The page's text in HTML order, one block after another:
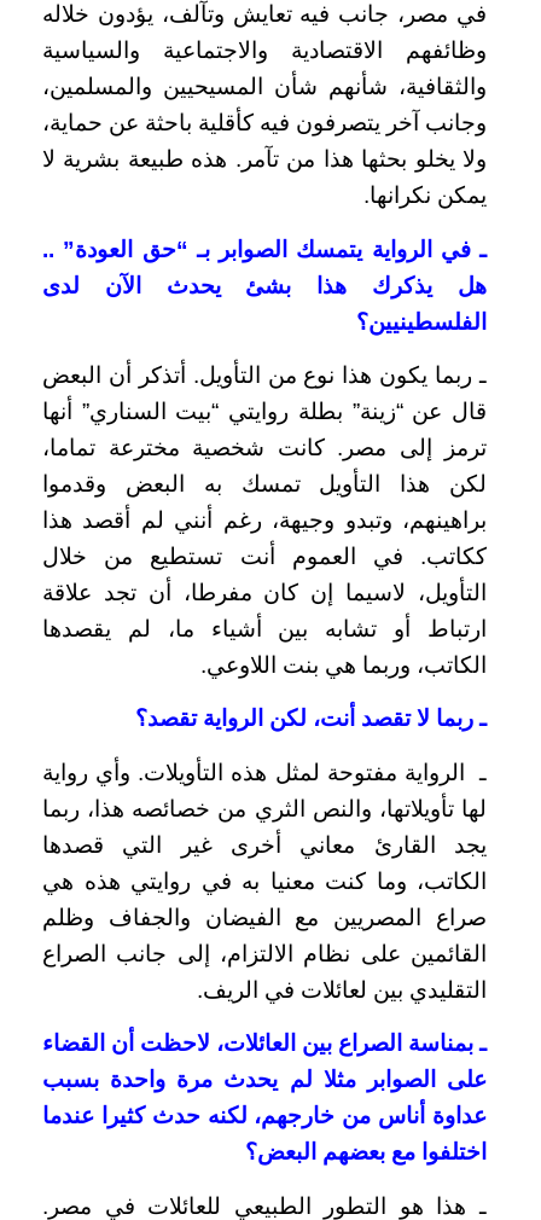
في مصر، جانب فيه تعايش وتآلف، يؤدون خلاله
وظائفهم الاقتصادية والاجتماعية والسياسية
والثقافية، شأنهم شأن المسيحيين والمسلمين،
وجانب آخر يتصرفون فيه كأقلية باحثة عن حماية،
ولا يخلو بحثها هذا من تآمر. هذه طبيعة بشرية لا
يمكن نكرانها.
ـ في الرواية يتمسك الصوابر بـ “حق العودة” ..
هل يذكرك هذا بشئ يحدث الآن لدى
الفلسطينيين؟
ـ ربما يكون هذا نوع من التأويل. أتذكر أن البعض
قال عن “زينة” بطلة روايتي “بيت السناري” أنها
ترمز إلى مصر. كانت شخصية مخترعة تماما،
لكن هذا التأويل تمسك به البعض وقدموا
براهينهم، وتبدو وجيهة، رغم أنني لم أقصد هذا
ككاتب. في العموم أنت تستطيع من خلال
التأويل، لاسيما إن كان مفرطا، أن تجد علاقة
ارتباط أو تشابه بين أشياء ما، لم يقصدها
الكاتب، وربما هي بنت اللاوعي.
ـ ربما لا تقصد أنت، لكن الرواية تقصد؟
ـ الرواية مفتوحة لمثل هذه التأويلات. وأي رواية
لها تأويلاتها، والنص الثري من خصائصه هذا، ربما
يجد القارئ معاني أخرى غير التي قصدها
الكاتب، وما كنت معنيا به في روايتي هذه هي
صراع المصريين مع الفيضان والجفاف وظلم
القائمين على نظام الالتزام، إلى جانب الصراع
التقليدي بين لعائلات في الريف.
ـ بمناسة الصراع بين العائلات، لاحظت أن القضاء
على الصوابر مثلا لم يحدث مرة واحدة بسبب
عداوة أناس من خارجهم، لكنه حدث كثيرا عندما
اختلفوا مع بعضهم البعض؟
ـ هذا هو التطور الطبيعي للعائلات في مصر.